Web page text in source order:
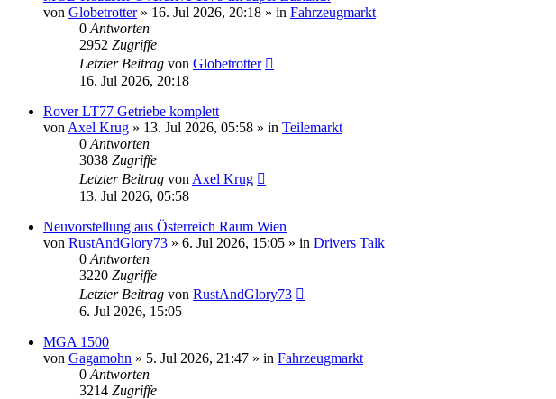
von Globetrotter» 16. Jul 2026, 20:18 » in Fahrzeugmarkt
0 Antworten
2952 Zugriffe
Letzter Beitrag von Globetrotter
16. Jul 2026, 20:18
Rover LT77 Getriebe komplett
von Axel Krug » 13. Jul 2026, 05:58 » in Teilemarkt
0 Antworten
3038 Zugriffe
Letzter Beitrag von Axel Krug
13. Jul 2026, 05:58
Neuvorstellung aus Österreich Raum Wien
von RustAndGlory73 » 6. Jul 2026, 15:05 » in Drivers Talk
0 Antworten
3220 Zugriffe
Letzter Beitrag von RustAndGlory73
6. Jul 2026, 15:05
MGA 1500
von Gagamohn » 5. Jul 2026, 21:47 » in Fahrzeugmarkt
0 Antworten
3214 Zugriffe